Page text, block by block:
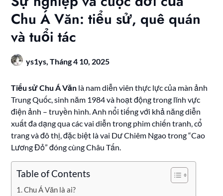
Chu Á Văn: tiểu sử, quê quán
và tuổi tác
ys1ys,Tháng 4 10, 2025
Tiểu sử Chu Á Văn là nam diễn viên thực lực của màn ảnh
Trung Quốc, sinh năm 1984 và hoạt động trong lĩnh vực
điện ảnh – truyền hình. Anh nổi tiếng với khả năng diễn
xuất đa dạng qua các vai diễn trong phim chiến tranh, cổ
trang và đô thị, đặc biệt là vai Dư Chiêm Ngao trong “Cao
Lương Đỏ” đóng cùng Châu Tấn.
Table of Contents
Chu Á Văn là ai?